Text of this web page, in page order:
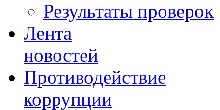
Результаты проверок
Лента
новостей
Противодействие
коррупции